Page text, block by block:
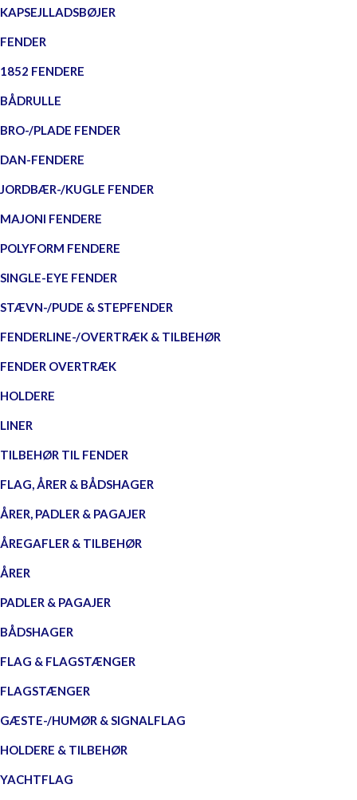
KAPSEJLLADSBØJER
FENDER
1852 FENDERE
BÅDRULLE
BRO-/PLADE FENDER
DAN-FENDERE
JORDBÆR-/KUGLE FENDER
MAJONI FENDERE
POLYFORM FENDERE
SINGLE-EYE FENDER
STÆVN-/PUDE & STEPFENDER
FENDERLINE-/OVERTRÆK & TILBEHØR
FENDER OVERTRÆK
HOLDERE
LINER
TILBEHØR TIL FENDER
FLAG, ÅRER & BÅDSHAGER
ÅRER, PADLER & PAGAJER
ÅREGAFLER & TILBEHØR
ÅRER
PADLER & PAGAJER
BÅDSHAGER
FLAG & FLAGSTÆNGER
FLAGSTÆNGER
GÆSTE-/HUMØR & SIGNALFLAG
HOLDERE & TILBEHØR
YACHTFLAG